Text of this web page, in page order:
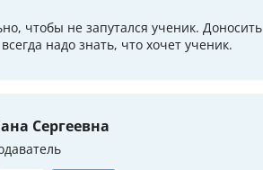
чтобы не запутался ученик. Доносить
надо знать, что хочет ученик.
Сергеевна